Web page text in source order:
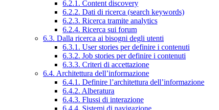
6.2.1. Content discovery
6.2.2. Dati di ricerca (search keywords)
6.2.3. Ricerca tramite analytics
6.2.4. Ricerca sui forum
6.3. Dalla ricerca ai bisogni degli utenti
6.3.1. User stories per definire i contenuti
6.3.2. Job stories per definire i contenuti
6.3.3. Criteri di accettazione
6.4. Architettura dell’informazione
6.4.1. Definire l’architettura dell’informazione
6.4.2. Alberatura
6.4.3. Flussi di interazione
6.4.4. Sistemi di navigazione